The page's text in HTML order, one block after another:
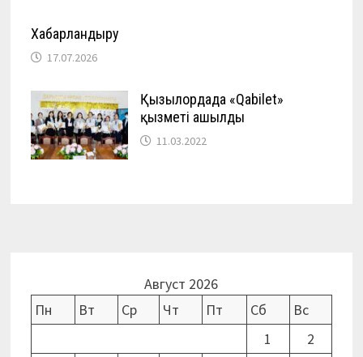
Хабарландыру
17.07.2026
Қызылордада «Qabilet»
қызметі ашылды
11.03.2022
Август 2026
Пн
Вт Ср Чт Пт Сб
Вс
1
2